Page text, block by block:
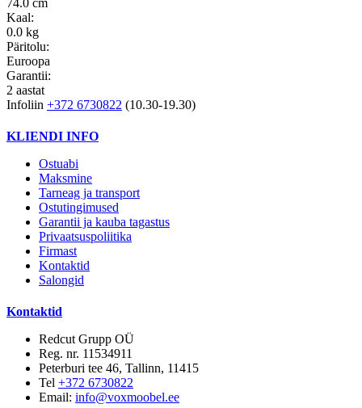
Kaal:
0.0 kg
Päritolu:
Euroopa
Garantii:
2 aastat
Infoliin +372 6730822 (10.30-19.30)
KLIENDI INFO
Ostuabi
Maksmine
Tarneag ja transport
Ostutingimused
Garantii ja kauba tagastus
Privaatsuspoliitika
Firmast
Kontaktid
Salongid
Kontaktid
Redcut Grupp OÜ
Reg. nr. 11534911
Peterburi tee 46, Tallinn, 11415
Tel +372 6730822
Email: info@voxmoobel.ee